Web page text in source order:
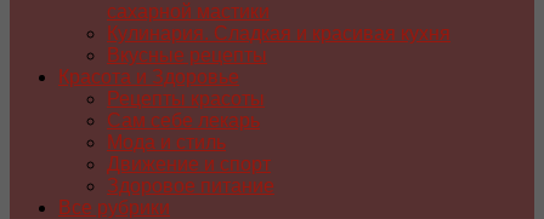
сахарной мастики
Кулинария. Сладкая и красивая кухня
Вкусные рецепты
Красота и Здоровье
Рецепты красоты
Сам себе лекарь
Мода и стиль
Движение и спорт
Здоровое питание
Все рубрики